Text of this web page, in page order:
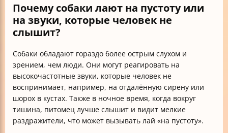
Почему собаки лают на пустоту или
на звуки, которые человек не
слышит?
Собаки обладают гораздо более острым слухом и
зрением, чем люди. Они могут реагировать на
высокочастотные звуки, которые человек не
воспринимает, например, на отдалённую сирену или
шорох в кустах. Также в ночное время, когда вокруг
тишина, питомец лучше слышит и видит мелкие
раздражители, что может вызывать лай «на пустоту».